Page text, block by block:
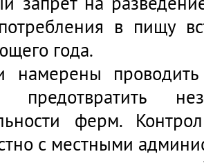
в пищу
года.
намерены
предотвратить
ферм.
с местными